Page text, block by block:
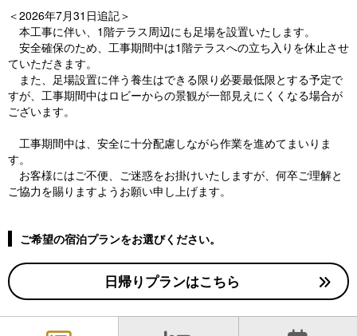
＜2026年7月31日追記＞
本工事に伴い、1階テラス周辺にも足場を設置いたします。
安全確保のため、工事期間中は1階テラスへの立ち入りを休止させ
ていただきます。
また、足場設置に伴う養生はできる限り必要最低限とする予定で
すが、工事期間中はロビーからの景観が一部見えにくくなる場合が
ございます。
工事期間中は、安全に十分配慮しながら作業を進めてまいりま
す。
お客様にはご不便、ご迷惑をお掛けいたしますが、何卒ご理解と
ご協力を賜りますようお願い申し上げます。
ご希望の宿泊プランをお選びください。
日帰りプランはこちら